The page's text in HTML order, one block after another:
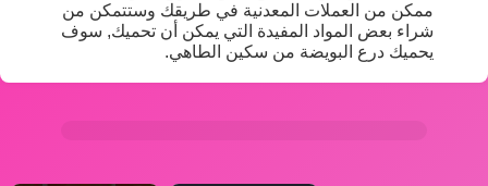
ممكن من العملات المعدنية في طريقك وستتمكن من
شراء بعض المواد المفيدة التي يمكن أن تحميك, سوف
يحميك درع البويضة من سكين الطاهي.